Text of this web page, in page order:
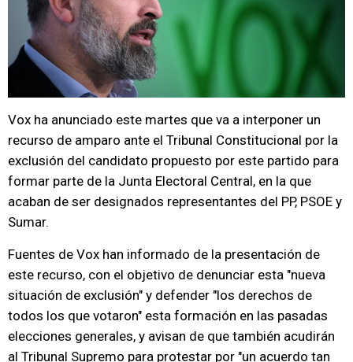
Vox ha anunciado este martes que va a interponer un
recurso de amparo ante el Tribunal Constitucional por la
exclusión del candidato propuesto por este partido para
formar parte de la Junta Electoral Central, en la que
acaban de ser designados representantes del PP, PSOE y
Sumar.
Fuentes de Vox han informado de la presentación de
este recurso, con el objetivo de denunciar esta "nueva
situación de exclusión" y defender "los derechos de
todos los que votaron" esta formación en las pasadas
elecciones generales, y avisan de que también acudirán
al Tribunal Supremo para protestar por "un acuerdo tan